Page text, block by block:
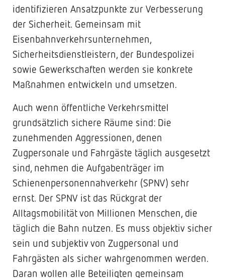
identifizieren Ansatzpunkte zur Verbesserung
der Sicherheit. Gemeinsam mit
Eisenbahnverkehrsunternehmen,
Sicherheitsdienstleistern, der Bundespolizei
sowie Gewerkschaften werden sie konkrete
Maßnahmen entwickeln und umsetzen.
Auch wenn öffentliche Verkehrsmittel
grundsätzlich sichere Räume sind: Die
zunehmenden Aggressionen, denen
Zugpersonale und Fahrgäste täglich ausgesetzt
sind, nehmen die Aufgabenträger im
Schienenpersonennahverkehr (SPNV) sehr
ernst. Der SPNV ist das Rückgrat der
Alltagsmobilität von Millionen Menschen, die
täglich die Bahn nutzen. Es muss objektiv sicher
sein und subjektiv von Zugpersonal und
Fahrgästen als sicher wahrgenommen werden.
Daran wollen alle Beteiligten gemeinsam